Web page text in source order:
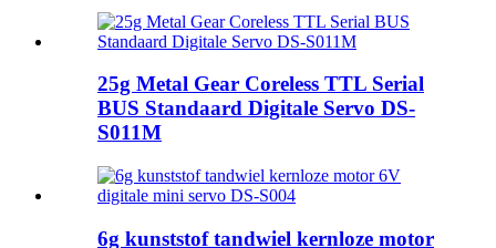
25g Metal Gear Coreless TTL Serial
BUS Standaard Digitale Servo DS-
S011M
6g kunststof tandwiel kernloze motor